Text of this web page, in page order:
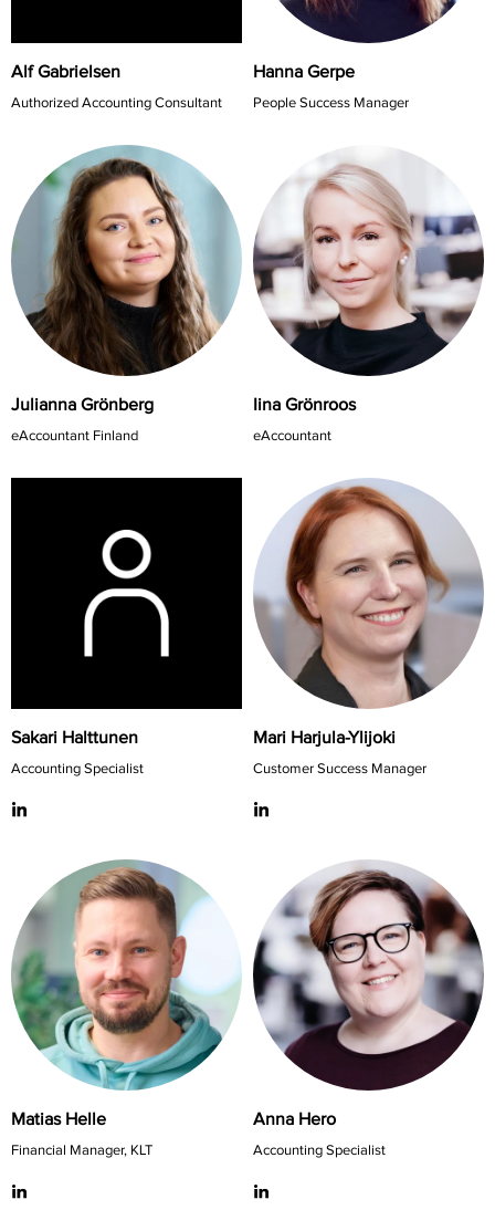
Alf Gabrielsen
Authorized Accounting Consultant
Hanna Gerpe
People Success Manager
Julianna Grönberg
eAccountant Finland
Iina Grönroos
eAccountant
Sakari Halttunen
Accounting Specialist
Mari Harjula-Ylijoki
Customer Success Manager
Matias Helle
Financial Manager, KLT
Anna Hero
Accounting Specialist